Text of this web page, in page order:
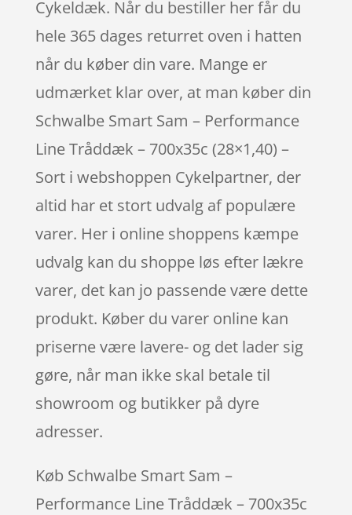
Cykeldæk. Når du bestiller her får du
hele 365 dages returret oven i hatten
når du køber din vare. Mange er
udmærket klar over, at man køber din
Schwalbe Smart Sam – Performance
Line Tråddæk – 700x35c (28×1,40) –
Sort i webshoppen Cykelpartner, der
altid har et stort udvalg af populære
varer. Her i online shoppens kæmpe
udvalg kan du shoppe løs efter lækre
varer, det kan jo passende være dette
produkt. Køber du varer online kan
priserne være lavere- og det lader sig
gøre, når man ikke skal betale til
showroom og butikker på dyre
adresser.
Køb Schwalbe Smart Sam –
Performance Line Tråddæk – 700x35c